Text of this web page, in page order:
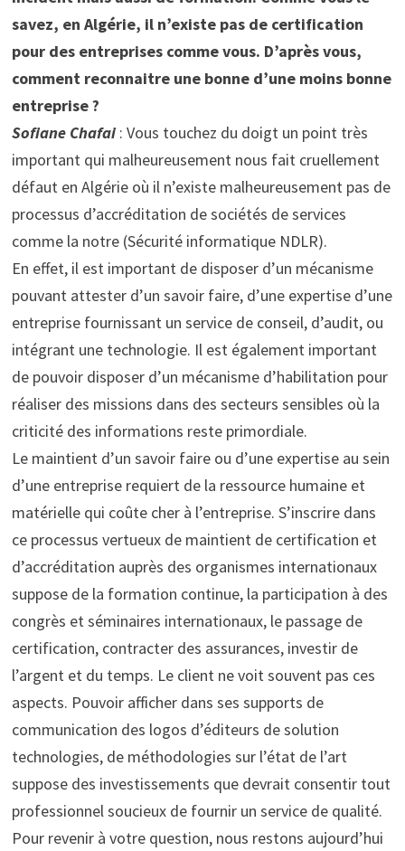
savez, en Algérie, il n’existe pas de certification
pour des entreprises comme vous. D’après vous,
comment reconnaitre une bonne d’une moins bonne
entreprise ?
Sofiane Chafai: Vous touchez du doigt un point très
important qui malheureusement nous fait cruellement
défaut en Algérie où il n’existe malheureusement pas de
processus d’accréditation de sociétés de services
comme la notre (Sécurité informatique NDLR).
En effet, il est important de disposer d’un mécanisme
pouvant attester d’un savoir faire, d’une expertise d’une
entreprise fournissant un service de conseil, d’audit, ou
intégrant une technologie. Il est également important
de pouvoir disposer d’un mécanisme d’habilitation pour
réaliser des missions dans des secteurs sensibles où la
criticité des informations reste primordiale.
Le maintient d’un savoir faire ou d’une expertise au sein
d’une entreprise requiert de la ressource humaine et
matérielle qui coûte cher à l’entreprise. S’inscrire dans
ce processus vertueux de maintient de certification et
d’accréditation auprès des organismes internationaux
suppose de la formation continue, la participation à des
congrès et séminaires internationaux, le passage de
certification, contracter des assurances, investir de
l’argent et du temps. Le client ne voit souvent pas ces
aspects. Pouvoir afficher dans ses supports de
communication des logos d’éditeurs de solution
technologies, de méthodologies sur l’état de l’art
suppose des investissements que devrait consentir tout
professionnel soucieux de fournir un service de qualité.
Pour revenir à votre question, nous restons aujourd’hui